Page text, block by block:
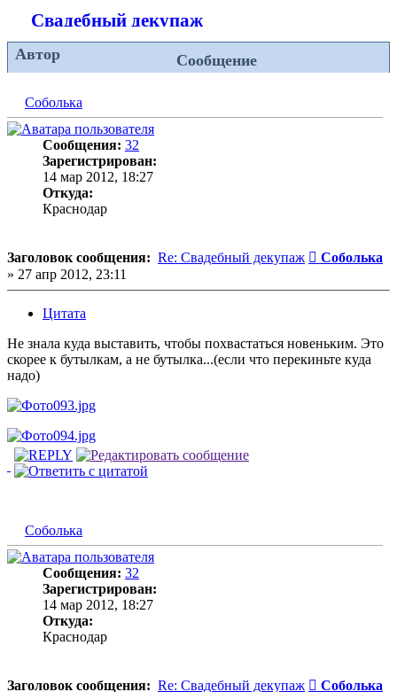
Свадебный декупаж
Автор Сообщение
Соболька
Сообщения: 32
Зарегистрирован:
14 мар 2012, 18:27
Откуда:
Краснодар
Заголовок сообщения: Re: Свадебный декупаж Сообщение
Соболька
» 27 апр 2012, 23:11
Цитата
Не знала куда выставить, чтобы похвастаться новеньким. Это
скорее к бутылкам, а не бутылка...(если что перекиньте куда
надо)
Соболька
Сообщения: 32
Зарегистрирован:
14 мар 2012, 18:27
Откуда:
Краснодар
Заголовок сообщения: Re: Свадебный декупаж Сообщение
Соболька